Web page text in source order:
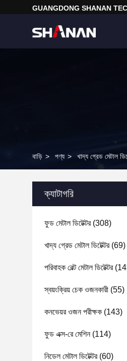
GUANGDONG SHANAN
বাড়ি > পণ্য > খাদ্য গ্রেড মেটাল
ক্যাটাগরি
ফুড মেটাল ডিটেক্টর(308)
খাদ্য গ্রেড মেটাল ডিটেক্টর(69)
পরিবাহক বেল্ট মেটাল ডিটেক্টর
স্বয়ংক্রিয় চেক ওজনকারী (55)
কনভেয়র ওজন পরীক্ষক (143)
ফুড এক্স-রে মেশিন(114)
নিডেল মেটাল ডিটেক্টর(60)